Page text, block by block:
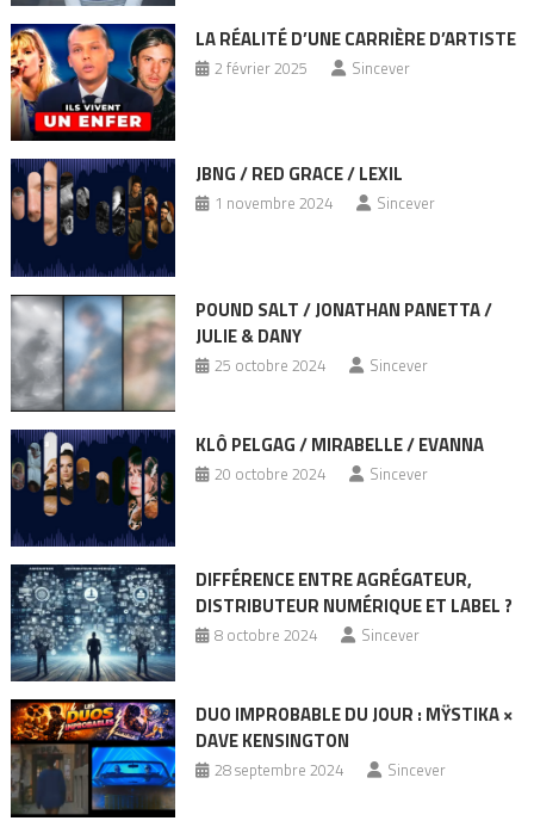
LA RÉALITÉ D’UNE CARRIÈRE D’ARTISTE
2 février 2025 Sincever
JBNG / RED GRACE / LEXIL
1 novembre 2024 Sincever
POUND SALT / JONATHAN PANETTA /
JULIE & DANY
25 octobre 2024 Sincever
KLÔ PELGAG / MIRABELLE / EVANNA
20 octobre 2024 Sincever
DIFFÉRENCE ENTRE AGRÉGATEUR,
DISTRIBUTEUR NUMÉRIQUE ET LABEL ?
8 octobre 2024 Sincever
DUO IMPROBABLE DU JOUR : MŸSTIKA ×
DAVE KENSINGTON
28 septembre 2024 Sincever